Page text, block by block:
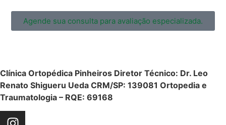
Agende sua consulta para avaliação especializada.
Clínica Ortopédica Pinheiros Diretor Técnico: Dr. Leo
Renato Shigueru Ueda CRM/SP: 139081 Ortopedia e
Traumatologia – RQE: 69168